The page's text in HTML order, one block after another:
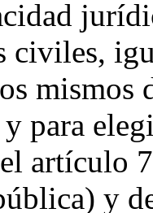
civiles,
mismos
para
artículo
y